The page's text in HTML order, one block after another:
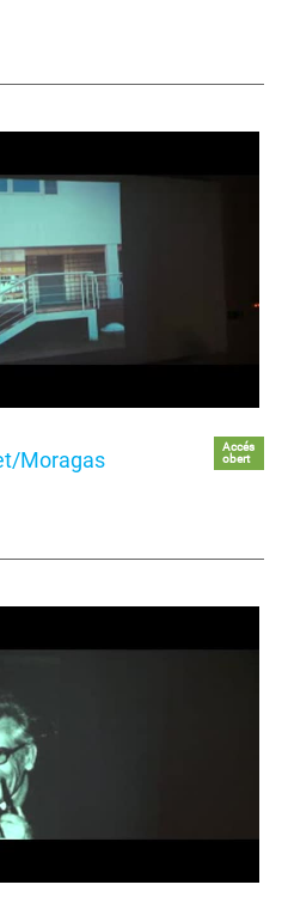
Moragas
Accés
obert